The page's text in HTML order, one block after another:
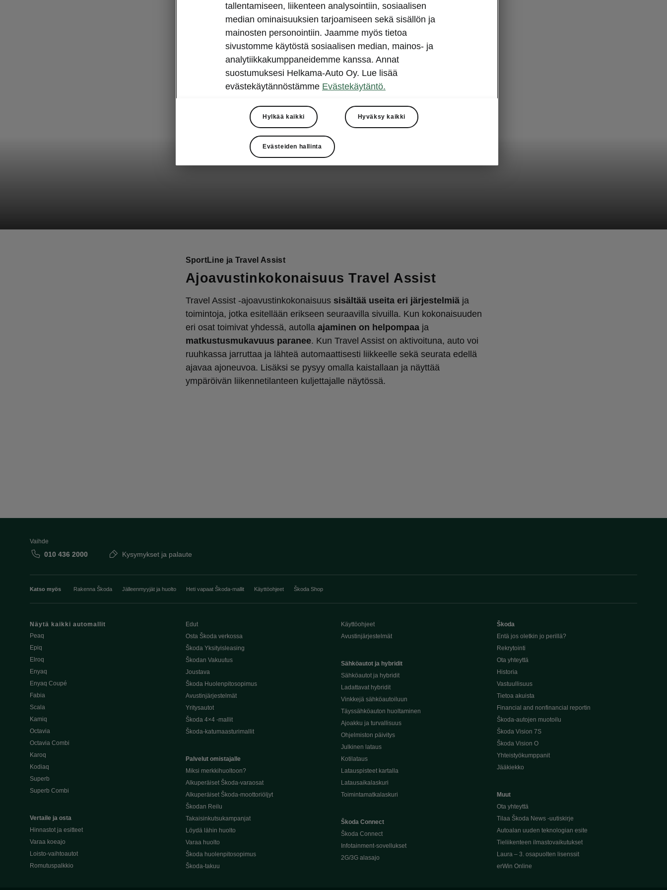
SportLine ja Travel Assist
Ajoavustinkokonaisuus Travel Assist
Travel Assist -ajoavustinkokonaisuussisältää useita eri järjestelmiäja
toimintoja, jotka esitellään erikseen seuraavilla sivuilla. Kun kokonaisuuden
eri osat toimivat yhdessä, autolla ajaminen on helpompaaja
matkustusmukavuus paranee. Kun Travel Assist on aktivoituna, auto voi
ruuhkassa jarruttaa ja lähteä automaattisesti liikkeelle sekä seurata edellä
ajavaa ajoneuvoa. Lisäksi se pysyy omalla kaistallaan ja näyttää
ympäröivän liikennetilanteen kuljettajalle näytössä.
Vaihde
010 436 2000 Kysymykset ja palaute
Katso myös Rakenna Škoda Jälleenmyyjät ja huolto Heti vapaat Škoda-mallit Käyttöohjeet Škoda Shop
Näytä kaikki automallit
Peaq
Epiq
Elroq
Enyaq
Enyaq Coupé
Fabia
Scala
Kamiq
Octavia
Octavia Combi
Karoq
Kodiaq
Superb
Superb Combi
Vertaile ja osta
Hinnastot ja esitteet
Varaa koeajo
Loisto-vaihtoautot
Romutuspalkkio
Edut
Osta Škoda verkossa
Škoda Yksityisleasing
Škodan Vakuutus
Joustava
Škoda Huolenpitosopimus
Avustinjärjestelmät
Yritysautot
Škoda 4×4 -mallit
Škoda-katumaasturimallit
Palvelut omistajalle
Miksi merkkihuoltoon?
Alkuperäiset Škoda-varaosat
Alkuperäiset Škoda-moottoriöljyt
Škodan Reilu
Takaisinkutsukampanjat
Löydä lähin huolto
Varaa huolto
Škoda huolenpitosopimus
Škoda-takuu
Käyttöohjeet
Avustinjärjestelmät
Sähköautot ja hybridit
Sähköautot ja hybridit
Ladattavat hybridit
Vinkkejä sähköautoiluun
Täyssähköauton huoltaminen
Ajoakku ja turvallisuus
Ohjelmiston päivitys
Julkinen lataus
Kotilataus
Latauspisteet kartalla
Latausaikalaskuri
Toimintamatkalaskuri
Škoda Connect
Škoda Connect
Infotainment-sovellukset
2G/3G alasajo
Škoda
Entä jos oletkin jo perillä?
Rekrytointi
Ota yhteyttä
Historia
Vastuullisuus
Tietoa akuista
Financial and nonfinancial reportin
Škoda-autojen muotoilu
Škoda Vision 7S
Škoda Vision O
Yhteistyökumppanit
Jääkiekko
Muut
Ota yhteyttä
Tilaa Škoda News -uutiskirje
Autoalan uuden teknologian esite
Tieliikenteen ilmastovaikutukset
Laura – 3. osapuolten lisenssit
erWin Online
tallentamiseen, liikenteen analysointiin, sosiaalisen
median ominaisuuksien tarjoamiseen sekä sisällön ja
mainosten personointiin. Jaamme myös tietoa
sivustomme käytöstä sosiaalisen median, mainos- ja
analytiikkakumppaneidemme kanssa. Annat
suostumuksesi Helkama-Auto Oy. Lue lisää
evästekäytännöstämme Evästekäytäntö.
Hylkää kaikki Hyväksy kaikki
Evästeiden hallinta